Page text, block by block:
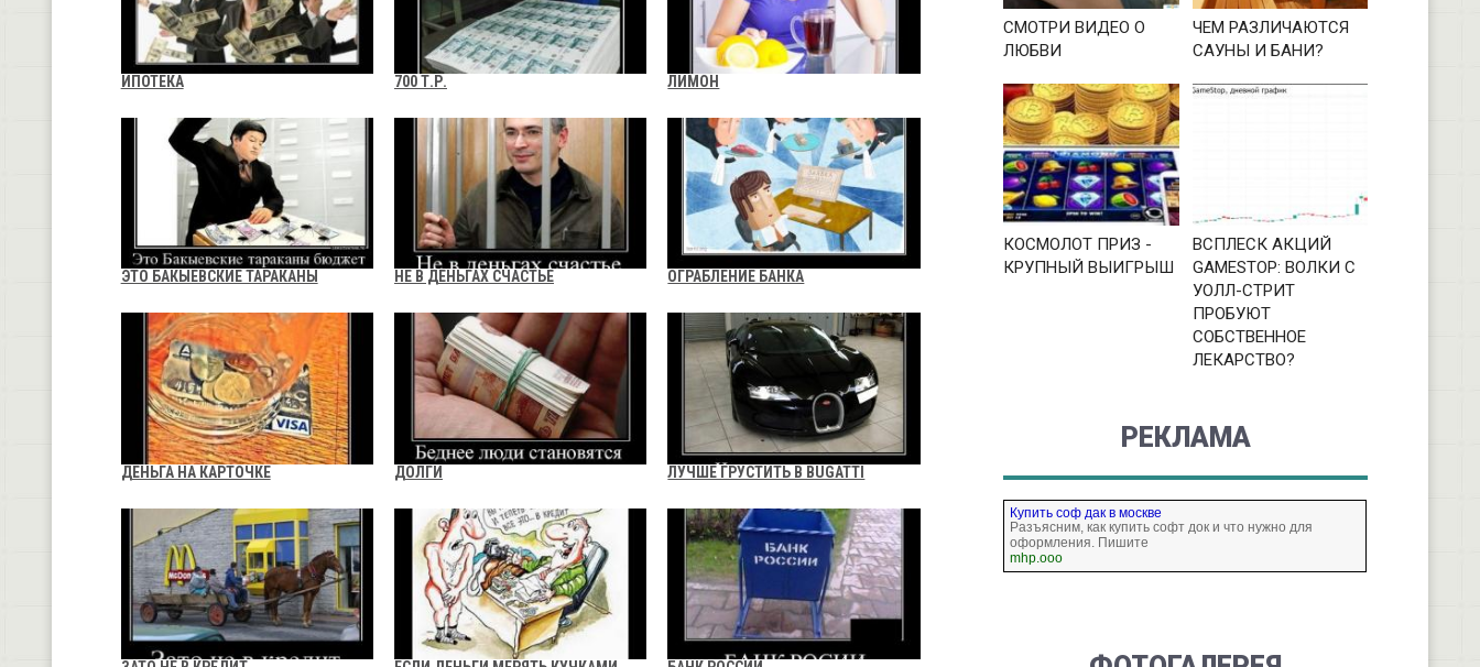
ИПОТЕКА 700 Т.Р. ЛИМОН
ЭТО БАКЫЕВСКИЕ ТАРАКАНЫ НЕ В ДЕНЬГАХ СЧАСТЬЕ ОГРАБЛЕНИЕ БАНКА
ДЕНЬГА НА КАРТОЧКЕ ДОЛГИ ЛУЧШЕ ГРУСТИТЬ В BUGATTI
СМОТРИ ВИДЕО О
ЛЮБВИ
ЧЕМ РАЗЛИЧАЮТСЯ
САУНЫ И БАНИ?
КОСМОЛОТ ПРИЗ -
КРУПНЫЙ ВЫИГРЫШ
ВСПЛЕСК АКЦИЙ
GAMESTOP: ВОЛКИ С
УОЛЛ-СТРИТ
ПРОБУЮТ
СОБСТВЕННОЕ
ЛЕКАРСТВО?
РЕКЛАМА
Купить соф дак в москве
Разъясним, как купить софт док и что нужно для
оформления. Пишите
mhp.ooo